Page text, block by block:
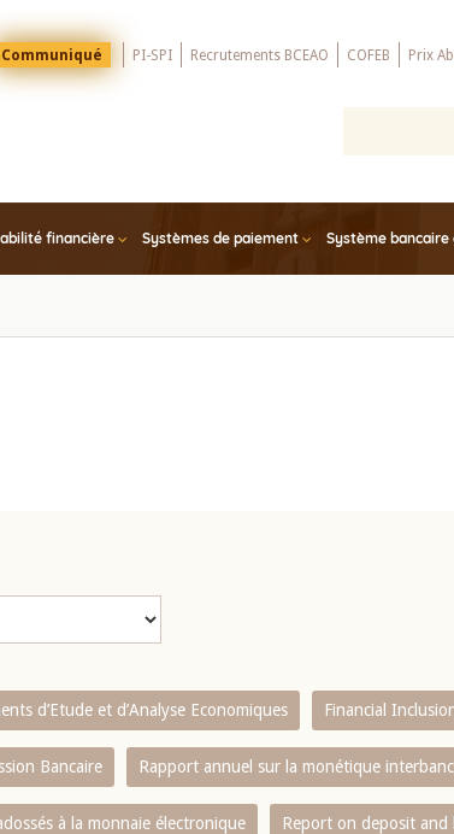
Menu
Communiqué PI-SPI Recrutements BCEAO COFEB Prix
financière Systèmes de paiement Système
d’Etude et d’Analyse Economiques Financial
Bancaire Rapport annuel sur la monétique
à la monnaie électronique Report on deposit and